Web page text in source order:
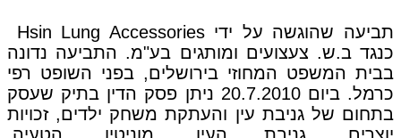
כנגד ב.ש. צעצועים ומותגים בע"מ. התביעה נדונה
בבית המשפט המחוזי בירושלים, בפני השופט רפי
כרמל. ביום 20.7.2010 ניתן פסק הדין בתיק שעסק
בתחום של גניבת עין והעתקת משחק ילדים, זכויות
יוצרים, גניבת העין, מוניטין, הטעיה.